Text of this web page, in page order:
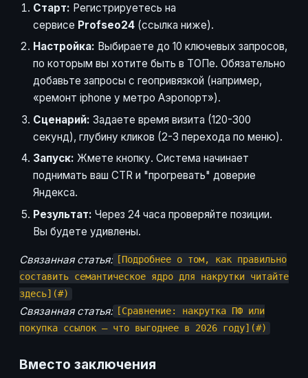
Старт: Регистрируетесь на
сервисе Profseo24 (ссылка ниже).
Настройка: Выбираете до 10 ключевых запросов,
по которым вы хотите быть в ТОПе. Обязательно
добавьте запросы с геопривязкой (например,
«ремонт iphone у метро Аэропорт»).
Сценарий: Задаете время визита (120-300
секунд), глубину кликов (2-3 перехода по меню).
Запуск: Жмете кнопку. Система начинает
поднимать ваш CTR и "прогревать" доверие
Яндекса.
Результат: Через 24 часа проверяйте позиции.
Вы будете удивлены.
Связанная статья: [Подробнее о том, как правильно
составить семантическое ядро для накрутки читайте
здесь](#)
Связанная статья: [Сравнение: накрутка ПФ или
покупка ссылок — что выгоднее в 2026 году](#)
Вместо заключения